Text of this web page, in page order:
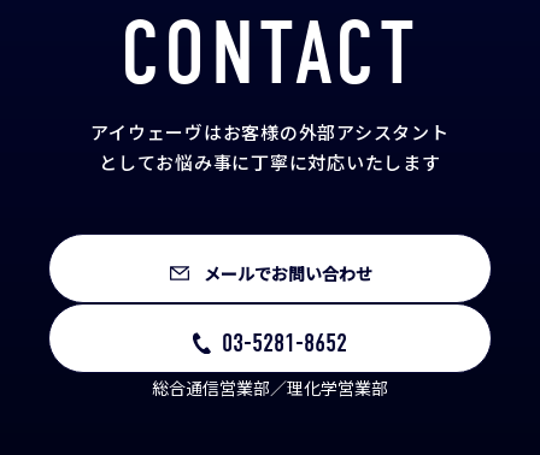
CONTACT
アイウェーヴはお客様の外部アシスタント
としてお悩み事に丁寧に対応いたします
メールでお問い合わせ
03-5281-8652
総合通信営業部／理化学営業部